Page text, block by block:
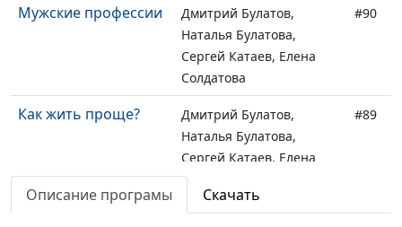
Мужские профессии
Дмитрий Булатов,
Наталья Булатова,
Сергей Катаев, Елена
Солдатова
#90
Как жить проще?
Дмитрий Булатов,
Наталья Булатова,
Сергей Катаев, Елена
Солдатова
#89
Дмитрий Булатов,
#88
Описание програмы Скачать